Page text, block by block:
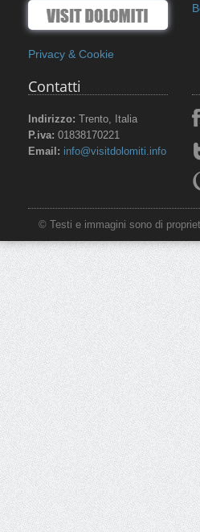
Privacy & Cookie
Contatti
Indirizzo: Trento, Italia
P.iva: 01838170221
Email: info@visitdolomiti.info
© Testi e immagini sono di